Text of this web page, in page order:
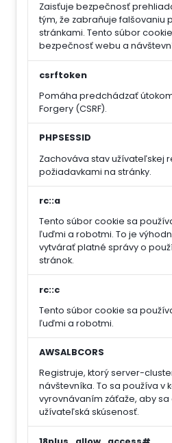
Zaisťuje bezpečnosť
tým, že zabraňuje falšovaniu
stránkami. Tento súbor
bezpečnosť webu a
csrftoken
Pomáha predchádzať
Forgery (CSRF).
PHPSESSID
Zachováva stav užívateľskej
požiadavkami na stránky.
rc::a
Tento súbor cookie sa
ľuďmi a robotmi. To je
vytvárať platné správy o
stránok.
rc::c
Tento súbor cookie sa
ľuďmi a robotmi.
AWSALBCORS
Registruje, ktorý server-
návštevníka. To sa používa v
vyrovnávaním záťaže, aby
užívateľská skúsenosť.